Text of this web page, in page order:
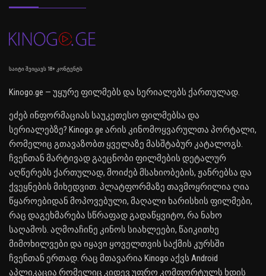
საიტი შეიცავს 18+ კონტენტს
Kinogo.ge — უყურე ფილმებს და სერიალებს ქართულად.
ეძებ ინფორმაციას საუკეთესო ფილმებსა და
სერიალებზე? Kinogo.ge არის კინომოყვარულთა პორტალი,
რომელიც გთავაზობთ ყველაზე მასშტაბურ კატალოგს.
ჩვენთან მარტივად გაეცნობი ფილმების დეტალურ
აღწერებს ქართულად, მოიძებ მსახიობების, ჟანრებსა და
ქვეყნების მიხედვით. პლატფორმაზე თავმოყრილია ღია
წყაროებიდან მოპოვებული, მაღალი ხარისხის ფილმები,
რაც დაგეხმარება სწრაფად გადაწყვიტო, რა ნახო
საღამოს. აღმოაჩინე კინოს სიახლეები, წაიკითხე
მიმოხილვები და იყავი ყოველთვის საქმის კურსში
ჩვენთან ერთად. რაც მთავარია Kinogo აქვს Android
აპლიკაცია რომელიც კიდევ უფრო კომფორტულს ხდის